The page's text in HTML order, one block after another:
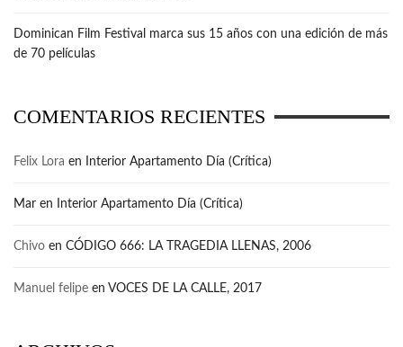
Dominican Film Festival marca sus 15 años con una edición de más
de 70 películas
COMENTARIOS RECIENTES
Felix Lora en Interior Apartamento Día (Crítica)
Mar en Interior Apartamento Día (Crítica)
Chivo en CÓDIGO 666: LA TRAGEDIA LLENAS, 2006
Manuel felipe en VOCES DE LA CALLE, 2017